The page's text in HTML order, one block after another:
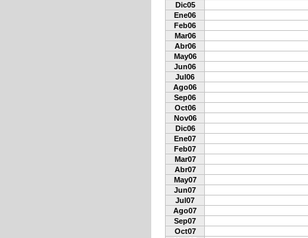
Dic05
Ene06
Feb06
Mar06
Abr06
May06
Jun06
Jul06
Ago06
Sep06
Oct06
Nov06
Dic06
Ene07
Feb07
Mar07
Abr07
May07
Jun07
Jul07
Ago07
Sep07
Oct07